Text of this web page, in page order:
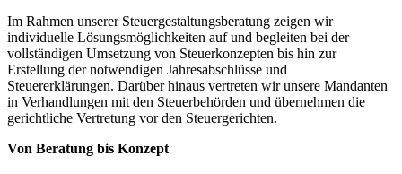
Im Rahmen unserer Steuergestaltungsberatung zeigen wir
individuelle Lösungsmöglichkeiten auf und begleiten bei der
vollständigen Umsetzung von Steuerkonzepten bis hin zur
Erstellung der notwendigen Jahresabschlüsse und
Steuererklärungen. Darüber hinaus vertreten wir unsere Mandanten
in Verhandlungen mit den Steuerbehörden und übernehmen die
gerichtliche Vertretung vor den Steuergerichten.
Von Beratung bis Konzept